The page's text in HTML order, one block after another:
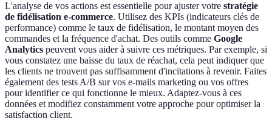
L'analyse de vos actions est essentielle pour ajuster votre stratégie
de fidélisation e-commerce. Utilisez des KPIs (indicateurs clés de
performance) comme le taux de fidélisation, le montant moyen des
commandes et la fréquence d'achat. Des outils comme Google
Analytics peuvent vous aider à suivre ces métriques. Par exemple, si
vous constatez une baisse du taux de réachat, cela peut indiquer que
les clients ne trouvent pas suffisamment d'incitations à revenir. Faites
également des tests A/B sur vos e-mails marketing ou vos offres
pour identifier ce qui fonctionne le mieux. Adaptez-vous à ces
données et modifiez constamment votre approche pour optimiser la
satisfaction client.